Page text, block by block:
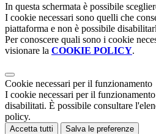
In questa schermata è possibile
I cookie necessari sono quelli che
piattaforma e non è possibile
Per conoscere quali sono i cookie
visionare la COOKIE POLICY.
Cookie necessari per il funzionamento
I cookie necessari per il
disabilitati. È possibile consultare
policy.
Accetta tutti Salva le preferenze